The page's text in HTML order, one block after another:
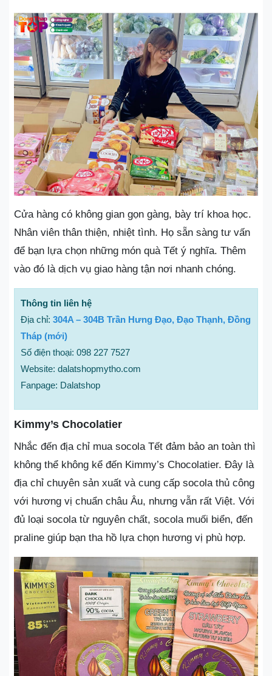
Cửa hàng có không gian gọn gàng, bày trí khoa học.
Nhân viên thân thiện, nhiệt tình. Họ sẵn sàng tư vấn
để bạn lựa chọn những món quà Tết ý nghĩa. Thêm
vào đó là dịch vụ giao hàng tận nơi nhanh chóng.
Thông tin liên hệ
Địa chỉ: 304A – 304B Trần Hưng Đạo, Đạo Thạnh, Đồng
Tháp (mới)
Số điện thoại: 098 227 7527
Website: dalatshopmytho.com
Fanpage: Dalatshop
Kimmy’s Chocolatier
Nhắc đến địa chỉ mua socola Tết đảm bảo an toàn thì
không thể không kể đến Kimmy’s Chocolatier. Đây là
địa chỉ chuyên sản xuất và cung cấp socola thủ công
với hương vị chuẩn châu Âu, nhưng vẫn rất Việt. Với
đủ loại socola từ nguyên chất, socola muối biển, đến
praline giúp bạn tha hồ lựa chọn hương vị phù hợp.